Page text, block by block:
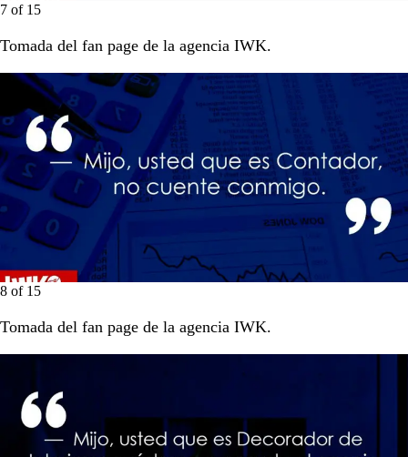
7 of 15
Tomada del fan page de la agencia IWK.
8 of 15
Tomada del fan page de la agencia IWK.